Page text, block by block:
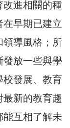
進相關的種
早期已建立
導風格；所
放一些與學
發展、教育
新的教育趨
互相了解未